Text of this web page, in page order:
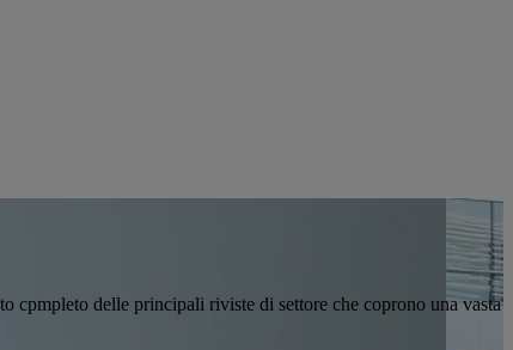
cpmpleto delle principali riviste di settore che coprono una vasta